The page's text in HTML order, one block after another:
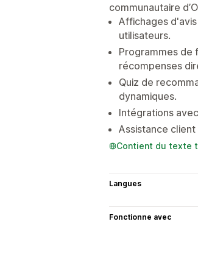
communautaire
Affichages
utilisateurs.
Programmes de
récompenses
Quiz de
dynamiques.
Intégrations
Assistance
Contient du texte
Langues
Fonctionne avec